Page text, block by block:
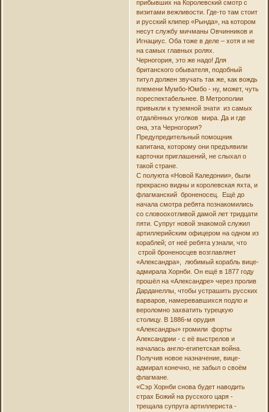
прибывших на Королевский смотр с
визитами вежливости. Где-то там стоит
и русский клипер «Рында», на котором
несут службу мичманы Овчинников и
Игнациус. Оба тоже в деле – хотя и не
на самых главных ролях.
Черногория, это же надо! Для
британского обывателя, подобный
титул должен звучать так же, как вождь
племени Мумбо-Юмбо - ну, может, чуть
пореспектабельнее. В Метрополии
привыкли к туземной знати из самых
отдалённых уголков мира. Да и где
она, эта Черногория?
Предупредительный помощник
капитана, которому они предъявили
карточки приглашений, не слыхал о
такой стране.
С полуюта «Новой Каледонии», были
прекрасно видны и королевская яхта, и
флагманский броненосец. Ещё до
начала смотра ребята познакомились
со словоохотливой дамой лет тридцати
пяти. Супруг новой знакомой служил
артиллерийским офицером на одном из
кораблей; от неё ребята узнали, что
строй броненосцев возглавляет
«Александра», любимый корабль вице-
адмирала Хорнби. Он ещё в 1877 году
прошёл на «Александре» через пролив
Дарданеллы, чтобы устрашить русских
варваров, намеревавшихся подло и
вероломно захватить турецкую
столицу. В 1886-м орудия
«Александры» громили форты
Александрии - с её выстрелов и
началась англо-египетская война.
Получив новое назначение, вице-
адмирал конечно, не забыл о своём
флагмане.
«Сэр Хорнби снова будет наводить
страх Божий на русского царя -
трещала супруга артиллериста -